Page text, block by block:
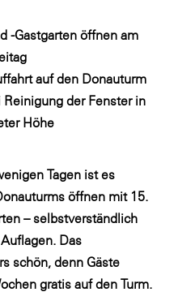
-Gastgarten öffnen am
auf den Donauturm
der Fenster in
Höhe
Tagen ist es
öffnen mit 15.
– selbstverständlich
Das
schön, denn Gäste
gratis auf den Turm.